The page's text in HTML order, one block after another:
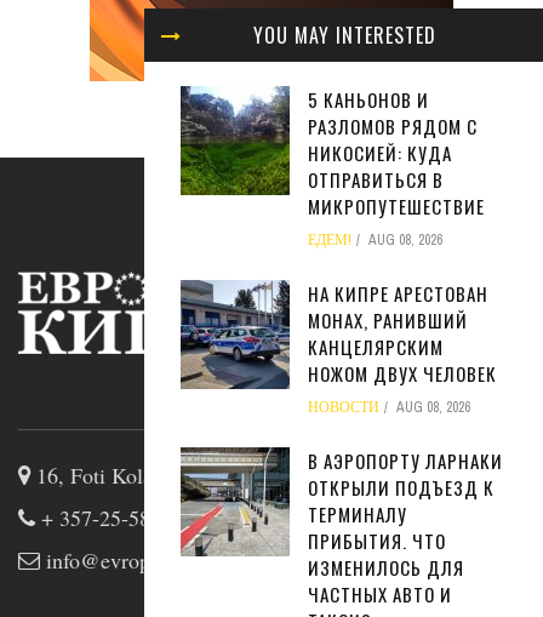
YOU MAY INTERESTED
5 КАНЬОНОВ И
РАЗЛОМОВ РЯДОМ С
НИКОСИЕЙ: КУДА
ОТПРАВИТЬСЯ В
МИКРОПУТЕШЕСТВИЕ
ЕДЕМ! AUG 08, 2026
НА КИПРЕ АРЕСТОВАН
МОНАХ, РАНИВШИЙ
КАНЦЕЛЯРСКИМ
НОЖОМ ДВУХ ЧЕЛОВЕК
НОВОСТИ AUG 08, 2026
В АЭРОПОРТУ ЛАРНАКИ
ОТКРЫЛИ ПОДЪЕЗД К
ТЕРМИНАЛУ
ПРИБЫТИЯ. ЧТО
ИЗМЕНИЛОСЬ ДЛЯ
ЧАСТНЫХ АВТО И
ABOUT US
16, Foti Kolakidi str, 3031, Limassol, Cyprus
+ 357-25-581133
info@evropakipr.com